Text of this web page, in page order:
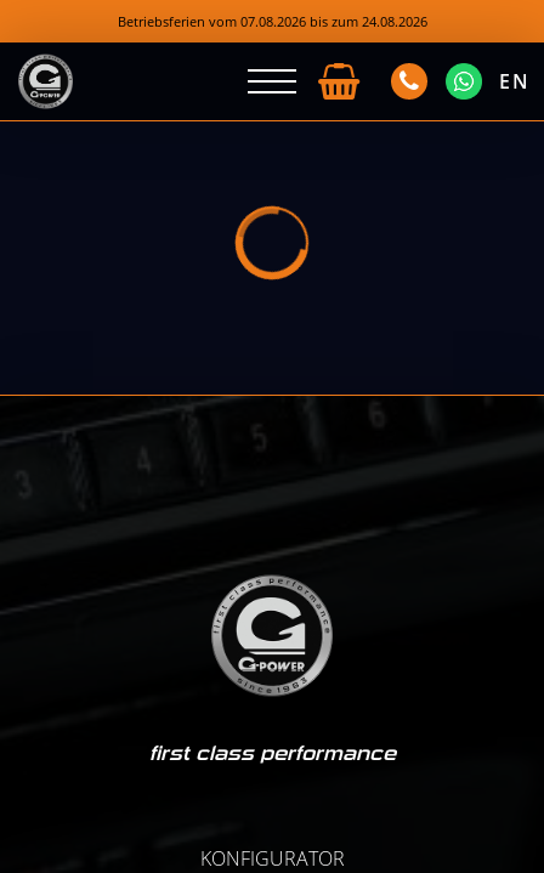
Betriebsferien vom 07.08.2026 bis zum 24.08.2026
EN
first class performance
KONFIGURATOR